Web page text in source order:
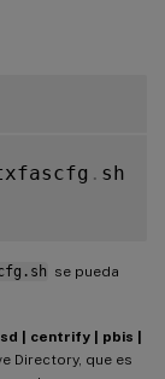
. sh
se pueda
| centrify | pbis |
Directory, que es